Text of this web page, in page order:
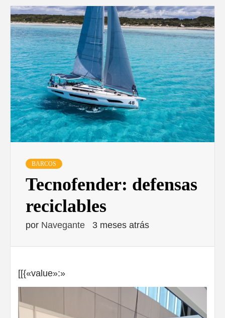
BARCOS
Tecnofender: defensas
reciclables
por Navegante 3 meses atrás
[[{«value»:»